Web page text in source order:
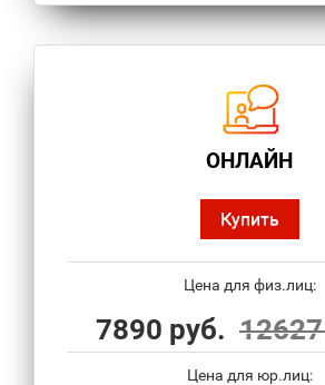
ОНЛАЙН
Купить
Цена для физ.лиц:
7890 руб.
Цена для юр.лиц: